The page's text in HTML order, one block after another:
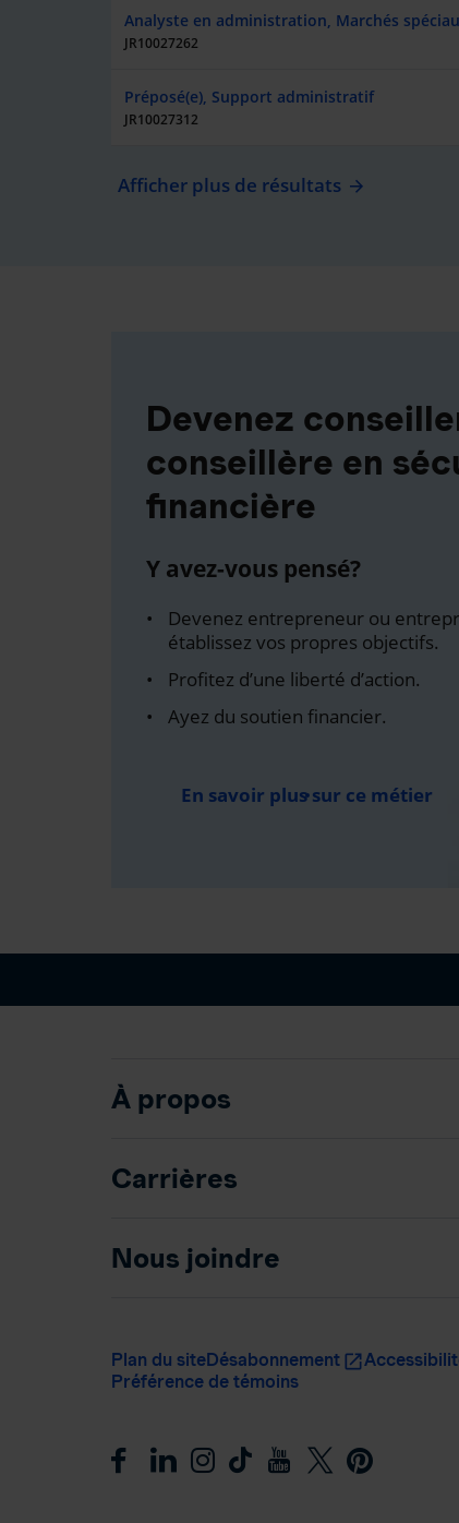
Analyste en administration, Marchés
JR10027262
Préposé(e), Support administratif
JR10027312
Afficher plus de résultats
Devenez
conseillère en
financière
Y avez-vous pensé?
Devenez entrepreneur ou
établissez vos propres objectifs.
Profitez d’une liberté d’action.
Ayez du soutien financier.
En savoir plus sur ce métier
À propos
Carrières
Nous joindre
Plan du siteDésabonnement
Préférence de témoins